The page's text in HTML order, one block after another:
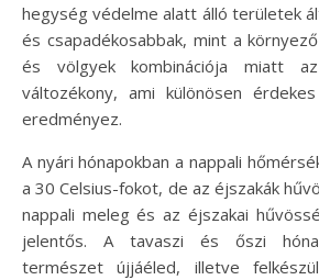
hegység védelme alatt álló területek
és csapadékosabbak, mint a
és völgyek kombinációja miatt
változékony, ami különösen
eredményez.
A nyári hónapokban a nappali
a 30 Celsius-fokot, de az éjszakák
nappali meleg és az éjszakai
jelentős. A tavaszi és őszi
természet újjáéled, illetve